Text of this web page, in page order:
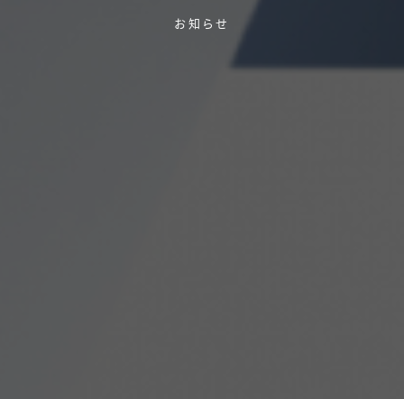
お知らせ